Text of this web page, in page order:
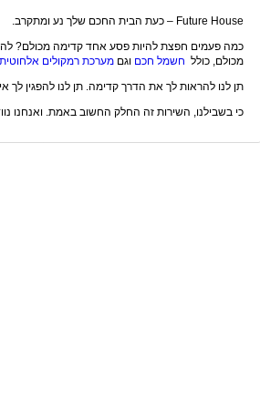
Future House – כעת הבית החכם שלך נע ומתקרב.
כמה פעמים חפצת להיות פסע אחד קדימה מכולם?
מכולם, כולל חשמל חכם וגם מערכת רמקולים אלחוטית
תן לנו להראות לך את הדרך קדימה. תן לנו להפגין לך
כי בשבילנו, השירות זה החלק החשוב באמת. ואנחנו